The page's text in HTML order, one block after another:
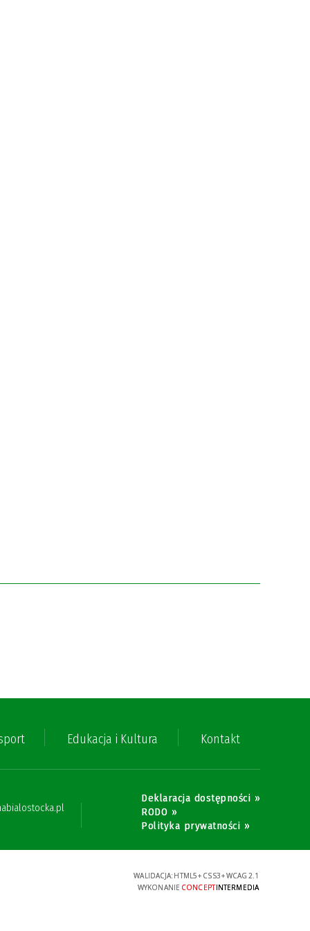
Edukacja i Kultura Kontakt
Deklaracja dostępności »
RODO »
Polityka prywatności »
WALIDACJA: HTML5+ CSS3+WCAG 2.1
WYKONANIE CONCEPTINTERMEDIA